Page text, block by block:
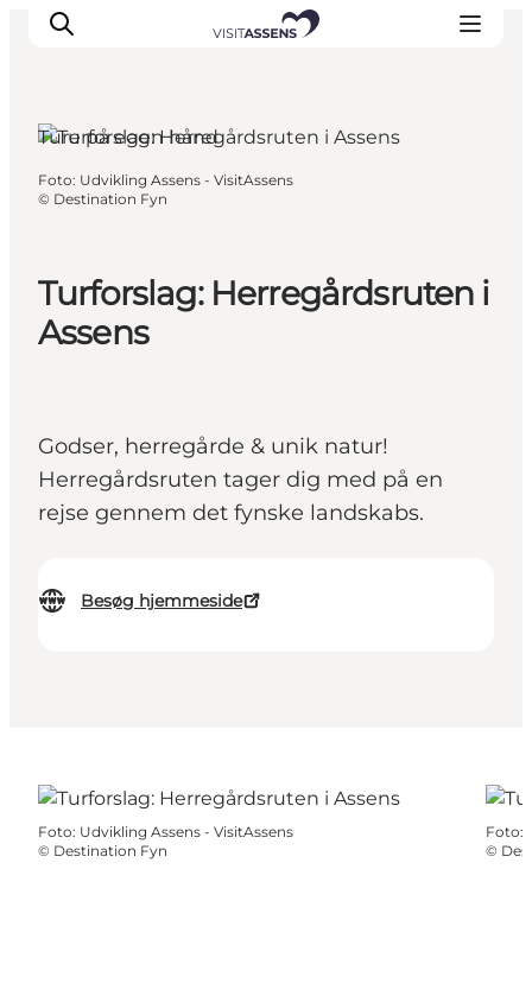
Overnatning
Det sker
Åbningstider
Turforslag: Herregårdsruten i
Assens
Godser, herregårde & unik natur!
Herregårdsruten tager dig med på en
rejse gennem det fynske landskabs.
Besøg hjemmeside
Ture på egen hånd
Foto: Udvikling Assens - VisitAssens
© Destination Fyn
Foto: Udvikling Assens - VisitAssens
© Destination Fyn
Foto:
©